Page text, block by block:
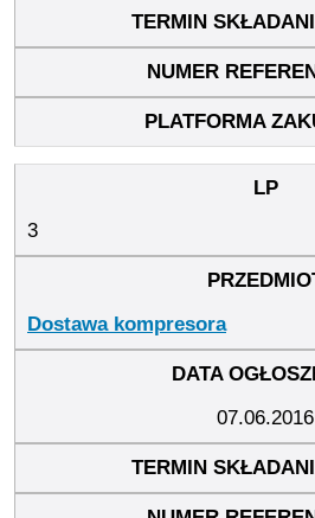
3
Dostawa kompresora
07.06.2016